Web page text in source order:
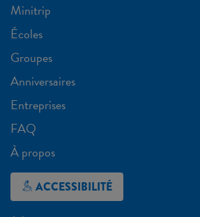
Minitrip
Écoles
Groupes
Anniversaires
Entreprises
FAQ
À propos
ACCESSIBILITÉ